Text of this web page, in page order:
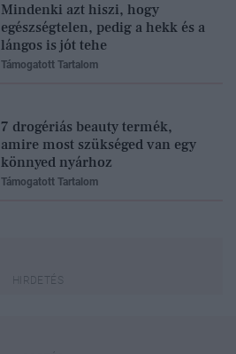
Mindenki azt hiszi, hogy
egészségtelen, pedig a hekk és a
lángos is jót tehe
Támogatott Tartalom
7 drogériás beauty termék,
amire most szükséged van egy
könnyed nyárhoz
Támogatott Tartalom